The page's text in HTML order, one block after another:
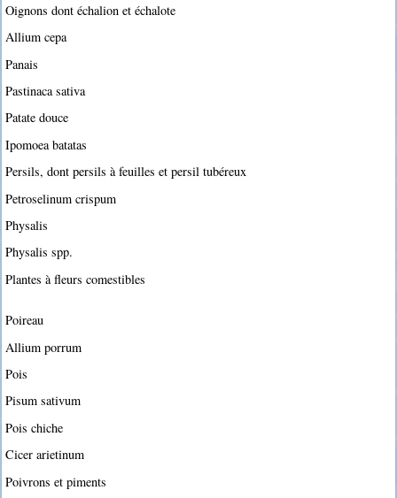
Oignons dont échalion et échalote
Allium cepa
Panais
Pastinaca sativa
Patate douce
Ipomoea batatas
Persils, dont persils à feuilles et persil tubéreux
Petroselinum crispum
Physalis
Physalis spp.
Plantes à fleurs comestibles
Poireau
Allium porrum
Pois
Pisum sativum
Pois chiche
Cicer arietinum
Poivrons et piments